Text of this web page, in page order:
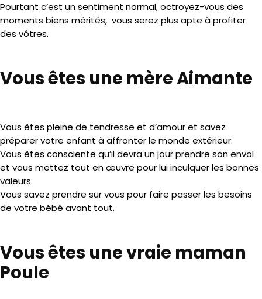
Pourtant c’est un sentiment normal, octroyez-vous des
moments biens mérités, vous serez plus apte à profiter
des vôtres.
Vous êtes une mère Aimante
Vous êtes pleine de tendresse et d’amour et savez
préparer votre enfant à affronter le monde extérieur.
Vous êtes consciente qu’il devra un jour prendre son envol
et vous mettez tout en œuvre pour lui inculquer les bonnes
valeurs.
Vous savez prendre sur vous pour faire passer les besoins
de votre bébé avant tout.
Vous êtes une vraie maman
Poule